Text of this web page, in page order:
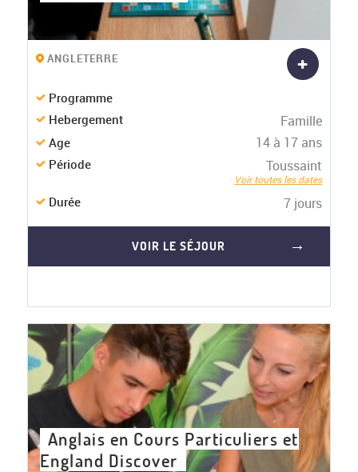
+
ANGLETERRE
Programme
Hebergement
Famille
Age 14 à 17 ans
Période Toussaint
Voir toutes les dates
Durée 7 jours
VOIR LE SÉJOUR
Anglais en Cours Particuliers et
England Discover